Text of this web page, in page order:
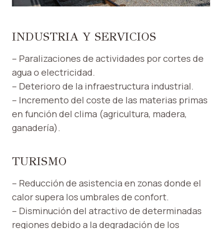
INDUSTRIA Y SERVICIOS
– Paralizaciones de actividades por cortes de
agua o electricidad.
– Deterioro de la infraestructura industrial.
– Incremento del coste de las materias primas
en función del clima (agricultura, madera,
ganadería).
TURISMO
– Reducción de asistencia en zonas donde el
calor supera los umbrales de confort.
– Disminución del atractivo de determinadas
regiones debido a la degradación de los